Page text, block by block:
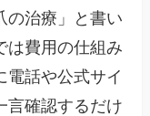
の治療」と書い
は費用の仕組み
話や公式サイ
言確認するだけ